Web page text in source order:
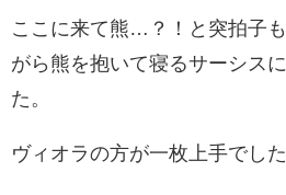
ここに来て熊…？！と突拍子
がら熊を抱いて寝るサーシス
た。
ヴィオラの方が一枚上手でした